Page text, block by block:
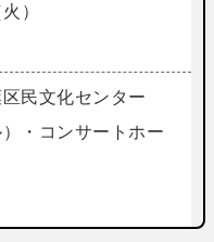
）
民文化センター
）・コンサートホー